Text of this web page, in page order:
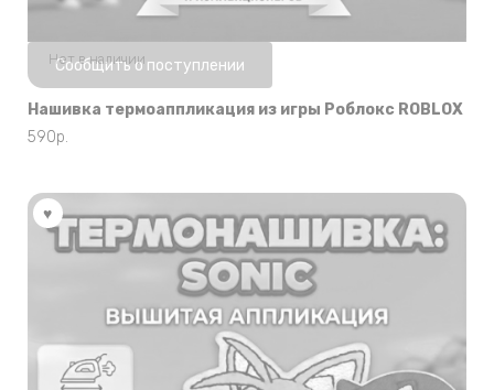
Нет в наличии
Сообщить о поступлении
Нашивка термоаппликация из игры Роблокс ROBLOX
590р.